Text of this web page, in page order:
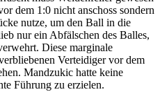
dem 1:0 nicht anschoss sondern
nutze, um den Ball in die
nur ein Abfälschen des Balles,
Diese marginale
Verteidiger vor dem
Mandzukic hatte keine
Führung zu erzielen.